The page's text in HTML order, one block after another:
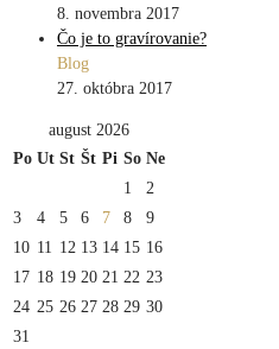
8. novembra 2017
Čo je to gravírovanie?
Blog
27. októbra 2017
august 2026
Po Ut St Št Pi So Ne
1
2
3
4 5 6 7 8
9
10 11 12 13 14 15 16
17 18 19 20 21 22 23
24 25 26 27 28 29 30
31